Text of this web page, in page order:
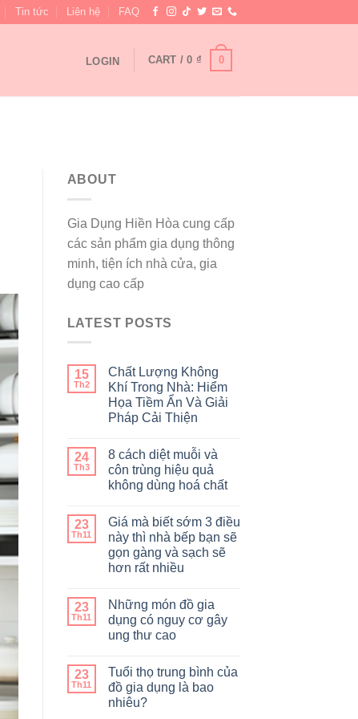
Tin tức Liên hệ FAQ
LOGIN CART /0 ₫ 0
ABOUT
Gia Dụng Hiền Hòa cung cấp
các sản phẩm gia dụng thông
minh, tiện ích nhà cửa, gia
dụng cao cấp
LATEST POSTS
15
Th2
Chất Lượng Không
Khí Trong Nhà: Hiểm
Họa Tiềm Ẩn Và Giải
Pháp Cải Thiện
24
Th3
8 cách diệt muỗi và
côn trùng hiệu quả
không dùng hoá chất
23
Th11
Giá mà biết sớm 3 điều
này thì nhà bếp bạn sẽ
gọn gàng và sạch sẽ
hơn rất nhiều
23
Th11
Những món đồ gia
dụng có nguy cơ gây
ung thư cao
23
Th11
Tuổi thọ trung bình của
đồ gia dụng là bao
nhiêu?